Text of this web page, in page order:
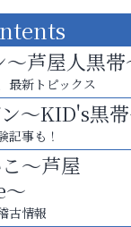
店舗PRやリニューア
ださい。
ト
芦屋人黒帯
最新トピックス
～KID's黒
記事も！
～芦屋
古情報